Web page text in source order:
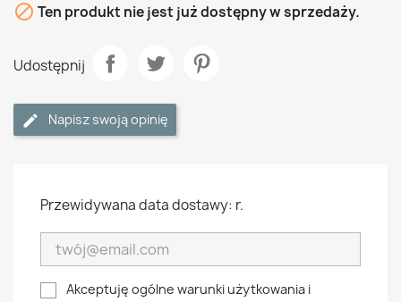
 Ten produkt nie jest już dostępny w sprzedaży.
Udostępnij
Napisz swoją opinię
Przewidywana data dostawy: r.
Akceptuję ogólne warunki użytkowania i